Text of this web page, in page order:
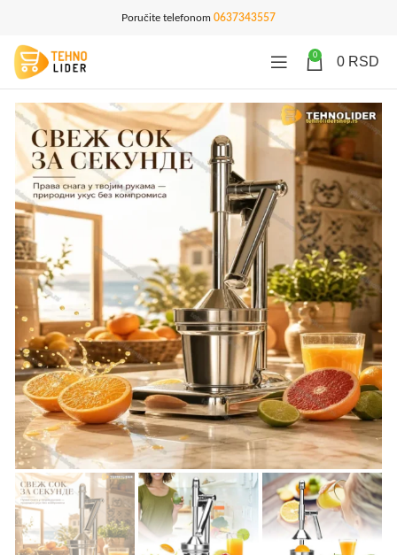
Poručite telefonom 0637343557
0 0 RSD